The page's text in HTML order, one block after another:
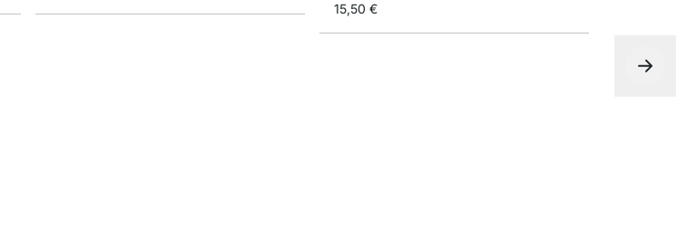
15,50 €